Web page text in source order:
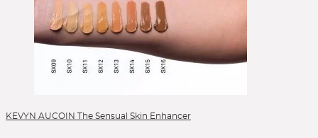
KEVYN AUCOIN The Sensual Skin Enhancer